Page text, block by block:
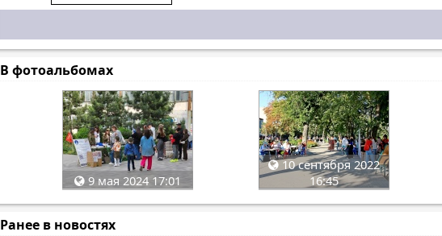
В фотоальбомах
9 мая 2024 17:01
10 сентября 2022
16:45
Ранее в новостях